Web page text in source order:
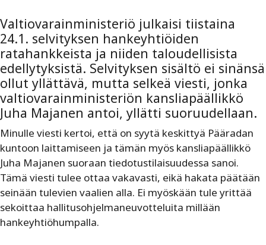
Valtiovarainministeriö julkaisi tiistaina
24.1. selvityksen hankeyhtiöiden
ratahankkeista ja niiden taloudellisista
edellytyksistä. Selvityksen sisältö ei sinänsä
ollut yllättävä, mutta selkeä viesti, jonka
valtiovarainministeriön kansliapäällikkö
Juha Majanen antoi, yllätti suoruudellaan.
Minulle viesti kertoi, että on syytä keskittyä Pääradan
kuntoon laittamiseen ja tämän myös kansliapäällikkö
Juha Majanen suoraan tiedotustilaisuudessa sanoi.
Tämä viesti tulee ottaa vakavasti, eikä hakata päätään
seinään tulevien vaalien alla. Ei myöskään tule yrittää
sekoittaa hallitusohjelmaneuvotteluita millään
hankeyhtiöhumpalla.